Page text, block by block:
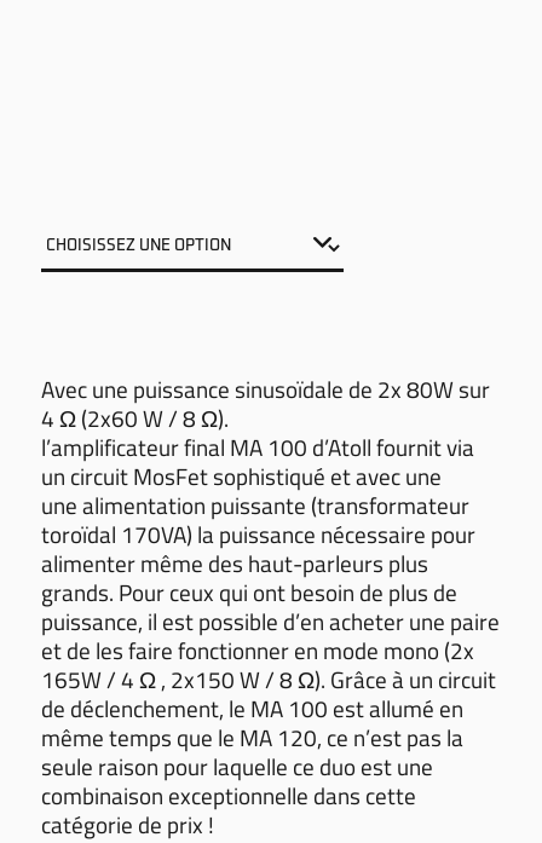
Avec une puissance sinusoïdale de 2x 80W sur
4 Ω (2x60 W / 8 Ω).
l’amplificateur final MA 100 d’Atoll fournit via
un circuit MosFet sophistiqué et avec une
une alimentation puissante (transformateur
toroïdal 170VA) la puissance nécessaire pour
alimenter même des haut-parleurs plus
grands. Pour ceux qui ont besoin de plus de
puissance, il est possible d’en acheter une paire
et de les faire fonctionner en mode mono (2x
165W / 4 Ω , 2x150 W / 8 Ω). Grâce à un circuit
de déclenchement, le MA 100 est allumé en
même temps que le MA 120, ce n’est pas la
seule raison pour laquelle ce duo est une
combinaison exceptionnelle dans cette
catégorie de prix !